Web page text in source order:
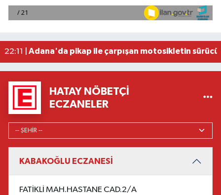
22:58 |
Hataylıların Beklediği Haber Geldi: TOKİ Konut
22:11 | Adana'da pikap ile çarpışan motosikletin
HATAY NÖBETÇI
ECZANELER
KABAKOĞLU ECZANESİ
FATİKLİ MAH.HASTANE CAD.2/A